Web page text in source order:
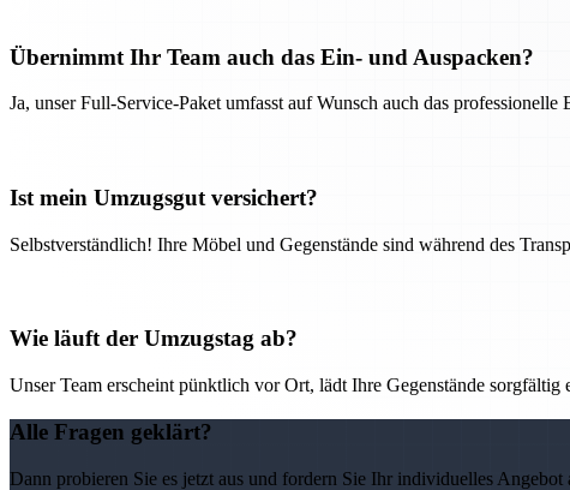
Übernimmt Ihr Team auch das Ein- und Auspacken?
Ja, unser Full-Service-Paket umfasst auf Wunsch auch das
Ist mein Umzugsgut versichert?
Selbstverständlich! Ihre Möbel und Gegenstände sind während des
Wie läuft der Umzugstag ab?
Unser Team erscheint pünktlich vor Ort, lädt Ihre Gegenstände
Alle Fragen geklärt?
Dann probieren Sie es jetzt aus und fordern Sie Ihr individuelles